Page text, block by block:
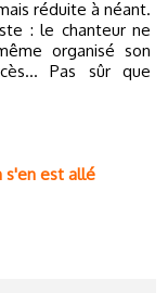
réduite à néant.
: le chanteur ne
organisé son
Pas sûr que
s'en est allé